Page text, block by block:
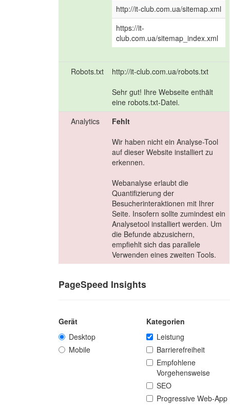
http://it-club.com.ua/sitemap.xml
https://it-
club.com.ua/sitemap_index.xml
Robots.txt
http://it-club.com.ua/robots.txt
Sehr gut! Ihre Webseite enthält
eine robots.txt-Datei.
Analytics
Fehlt
Wir haben nicht ein Analyse-Tool
auf dieser Website installiert zu
erkennen.
Webanalyse erlaubt die
Quantifizierung der
Besucherinteraktionen mit Ihrer
Seite. Insofern sollte zumindest ein
Analysetool installiert werden. Um
die Befunde abzusichern,
empfiehlt sich das parallele
Verwenden eines zweiten Tools.
PageSpeed Insights
Gerät
Desktop
Mobile
Kategorien
Leistung
Barrierefreiheit
Empfohlene
Vorgehensweise
SEO
Progressive Web-App